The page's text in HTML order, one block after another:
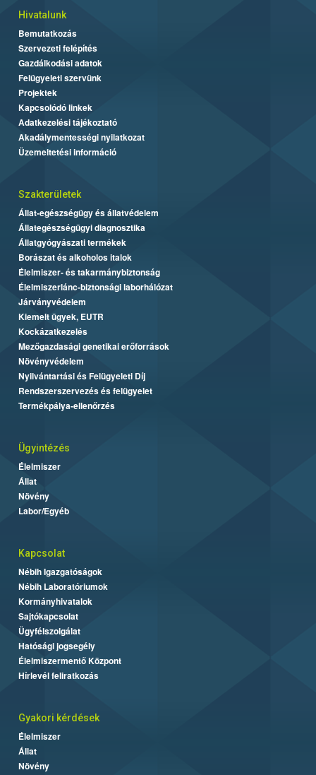
Hivatalunk
Bemutatkozás
Szervezeti felépítés
Gazdálkodási adatok
Felügyeleti szervünk
Projektek
Kapcsolódó linkek
Adatkezelési tájékoztató
Akadálymentességi nyilatkozat
Üzemeltetési információ
Szakterületek
Állat-egészségügy és állatvédelem
Állategészségügyi diagnosztika
Állatgyógyászati termékek
Borászat és alkoholos italok
Élelmiszer- és takarmánybiztonság
Élelmiszerlánc-biztonsági laborhálózat
Járványvédelem
Kiemelt ügyek, EUTR
Kockázatkezelés
Mezőgazdasági genetikai erőforrások
Növényvédelem
Nyilvántartási és Felügyeleti Díj
Rendszerszervezés és felügyelet
Termékpálya-ellenőrzés
Ügyintézés
Élelmiszer
Állat
Növény
Labor/Egyéb
Kapcsolat
Nébih Igazgatóságok
Nébih Laboratóriumok
Kormányhivatalok
Sajtókapcsolat
Ügyfélszolgálat
Hatósági jogsegély
Élelmiszermentő Központ
Hírlevél feliratkozás
Gyakori kérdések
Élelmiszer
Állat
Növény